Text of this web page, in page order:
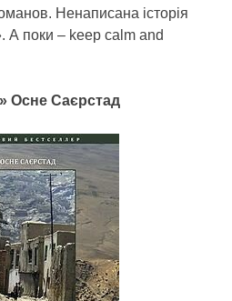
Ненаписана історія
А поки – keep calm and
Осне Саєрстад